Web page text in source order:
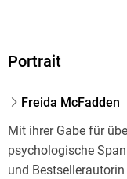
Portrait
Freida McFadden
Mit ihrer Gabe für
psychologische
und